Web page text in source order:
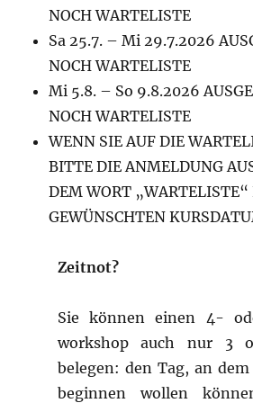
NOCH WARTELISTE
Sa 25.7. – Mi 29.7.2026
NOCH WARTELISTE
Mi 5.8. – So 9.8.2026
NOCH WARTELISTE
WENN SIE AUF DIE
BITTE DIE ANMELDUNG
DEM WORT
GEWÜNSCHTEN
Zeitnot?
Sie können einen 4-
workshop auch nur 3
belegen: den Tag, an
beginnen wollen